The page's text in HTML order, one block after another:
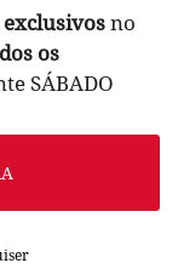
no
os
SÁBADO